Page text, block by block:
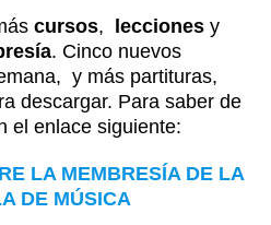
cursos, leccionesy
. Cinco nuevos
y más partituras,
descargar. Para saber de
el enlace siguiente:
LA MEMBRESÍA DE LA
DE MÚSICA